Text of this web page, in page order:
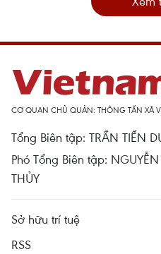
CƠ QUAN CHỦ QUẢN: THÔNG TẤN XÃ
Tổng Biên tập: TRẦN TIẾN
Phó Tổng Biên tập:
THỦY
Sở hữu trí tuệ
RSS